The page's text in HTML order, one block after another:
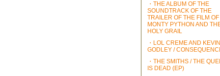
・THE ALBUM OF THE
SOUNDTRACK OF THE
TRAILER OF THE FILM OF
MONTY PYTHON AND
HOLY GRAIL
・LOL CREME AND KEVIN
GODLEY /
・THE SMITHS / THE
IS DEAD (EP)